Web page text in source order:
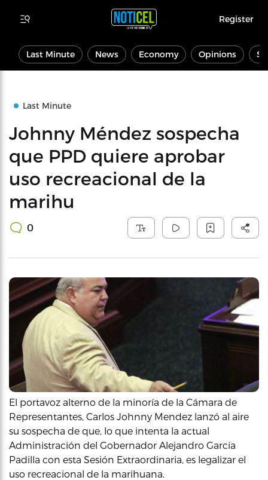
Register
Last Minute News Economy Opinions
Last Minute
Johnny Méndez sospecha
que PPD quiere aprobar
uso recreacional de la
marihu
0
El portavoz alterno de la minoría de la Cámara de
Representantes, Carlos Johnny Mendez lanzó al aire
su sospecha de que, lo que intenta la actual
Administración del Gobernador Alejandro García
Padilla con esta Sesión Extraordinaria, es legalizar el
uso recreacional de la marihuana.